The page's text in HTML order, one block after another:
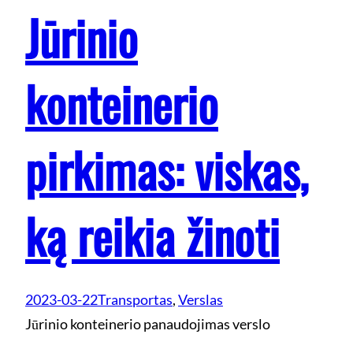
Jūrinio
konteinerio
pirkimas: viskas,
ką reikia žinoti
2023-03-22Transportas, Verslas
Jūrinio konteinerio panaudojimas verslo